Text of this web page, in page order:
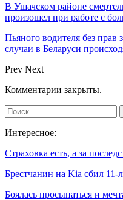
В Ушачском районе
произошел при работе с
Пьяного водителя без
случаи в Беларуси
Prev Next
Комментарии закрыты.
Интересное:
Страховка есть, а за
Брестчанин на Kia сбил 11-
Боялась просыпаться и